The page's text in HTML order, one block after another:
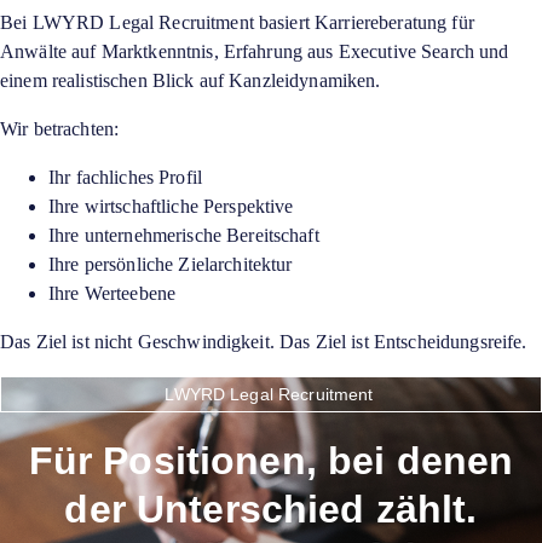
Bei LWYRD Legal Recruitment basiert Karriereberatung für
Anwälte auf Marktkenntnis, Erfahrung aus Executive Search und
einem realistischen Blick auf Kanzleidynamiken.
Wir betrachten:
Ihr fachliches Profil
Ihre wirtschaftliche Perspektive
Ihre unternehmerische Bereitschaft
Ihre persönliche Zielarchitektur
Ihre Werteebene
Das Ziel ist nicht Geschwindigkeit. Das Ziel ist Entscheidungsreife.
LWYRD Legal Recruitment
Für Positionen, bei denen
der Unterschied zählt.